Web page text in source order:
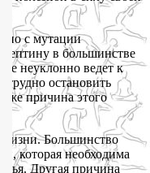
с мутации
лептину в большинстве
неуклонно ведет к
остановить
же причина этого
жизни. Большинство
которая необходима
Другая причина